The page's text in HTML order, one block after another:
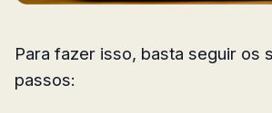
Para fazer isso, basta seguir os
passos: